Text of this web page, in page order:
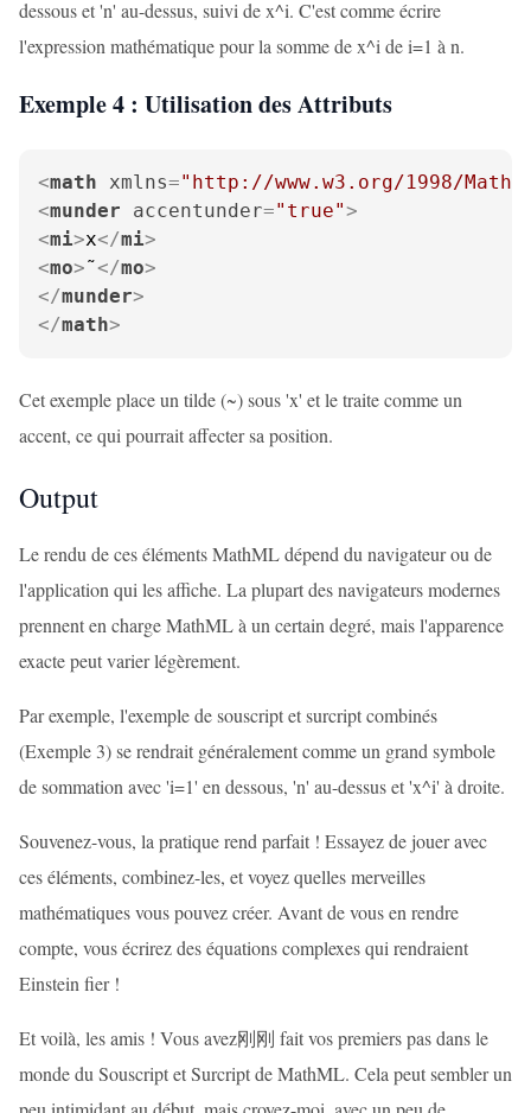
dessous et 'n' au-dessus, suivi de x^i. C'est comme écrire
l'expression mathématique pour la somme de x^i de i=1 à n.
Exemple 4 : Utilisation des Attributs
<math xmlns="http://www.w3.org/1998/Math/
<munder accentunder="true">
<mi>x</mi>
<mo>˜</mo>
</munder>
</math>
Cet exemple place un tilde (~) sous 'x' et le traite comme un
accent, ce qui pourrait affecter sa position.
Output
Le rendu de ces éléments MathML dépend du navigateur ou de
l'application qui les affiche. La plupart des navigateurs modernes
prennent en charge MathML à un certain degré, mais l'apparence
exacte peut varier légèrement.
Par exemple, l'exemple de souscript et surcript combinés
(Exemple 3) se rendrait généralement comme un grand symbole
de sommation avec 'i=1' en dessous, 'n' au-dessus et 'x^i' à droite.
Souvenez-vous, la pratique rend parfait ! Essayez de jouer avec
ces éléments, combinez-les, et voyez quelles merveilles
mathématiques vous pouvez créer. Avant de vous en rendre
compte, vous écrirez des équations complexes qui rendraient
Einstein fier !
Et voilà, les amis ! Vous avez刚刚 fait vos premiers pas dans le
monde du Souscript et Surcript de MathML. Cela peut sembler un